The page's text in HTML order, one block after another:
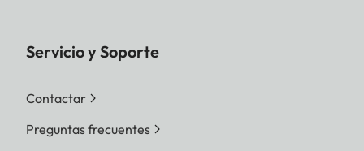
Servicio y Soporte
Contactar
Preguntas frecuentes